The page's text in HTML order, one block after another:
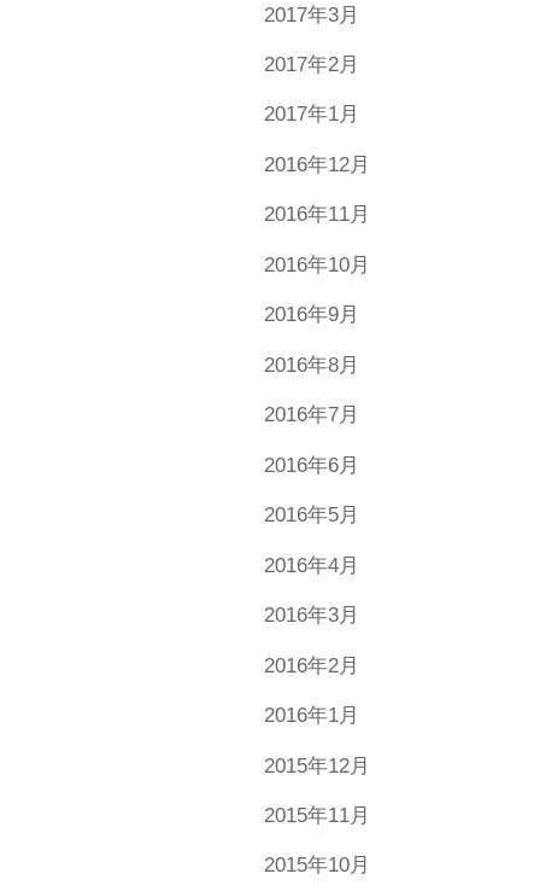
2017年3月
2017年2月
2017年1月
2016年12月
2016年11月
2016年10月
2016年9月
2016年8月
2016年7月
2016年6月
2016年5月
2016年4月
2016年3月
2016年2月
2016年1月
2015年12月
2015年11月
2015年10月